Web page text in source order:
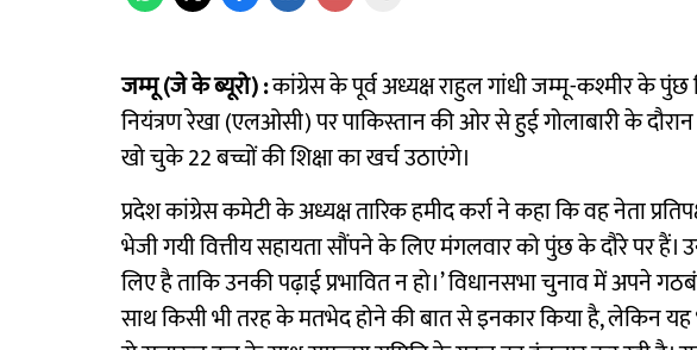
जम्मू (जे के ब्यूरो) :कांग्रेस के पूर्व अध्यक्ष राहुल गांधी जम्मू-कश्मीर के
नियंत्रण रेखा (एलओसी) पर पाकिस्तान की ओर से हुई गोलाबारी के
खो चुके 22 बच्चों की शिक्षा का खर्च उठाएंगे।
प्रदेश कांग्रेस कमेटी के अध्यक्ष तारिक हमीद कर्रा ने कहा कि वह नेता
भेजी गयी वित्तीय सहायता सौंपने के लिए मंगलवार को पुंछ के दौरे पर हैं।
लिए है ताकि उनकी पढ़ाई प्रभावित न हो।’ विधानसभा चुनाव में अपने
साथ किसी भी तरह के मतभेद होने की बात से इनकार किया है, लेकिन यह